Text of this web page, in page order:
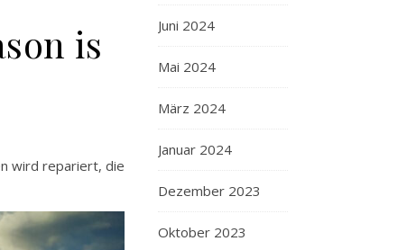
is
wird repariert, die
Juni 2024
Mai 2024
März 2024
Januar 2024
Dezember 2023
Oktober 2023